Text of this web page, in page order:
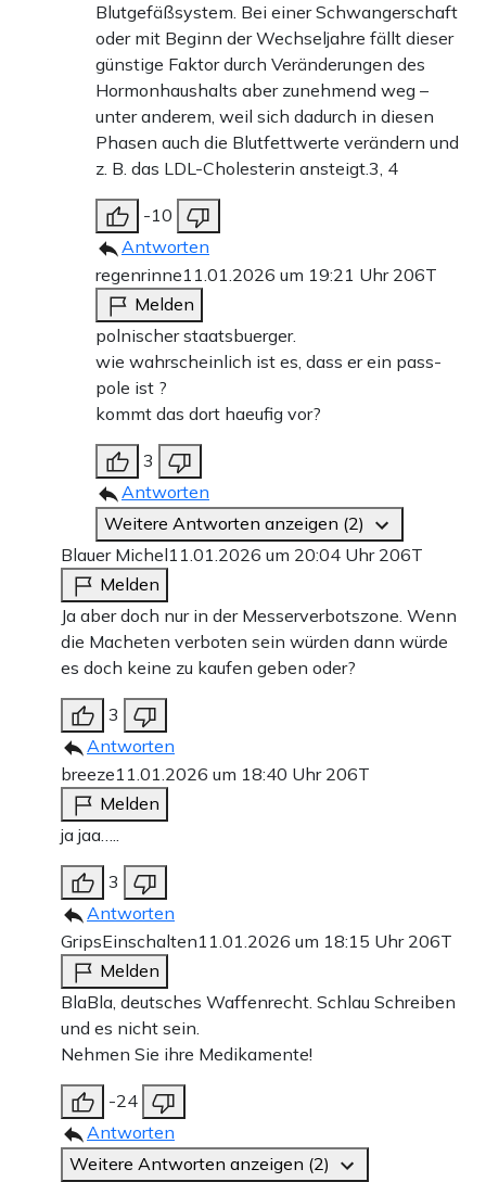
Blutgefäßsystem. Bei einer Schwangerschaft
oder mit Beginn der Wechseljahre fällt dieser
günstige Faktor durch Veränderungen des
Hormonhaushalts aber zunehmend weg –
unter anderem, weil sich dadurch in diesen
Phasen auch die Blutfettwerte verändern und
z. B. das LDL-Cholesterin ansteigt.3, 4
-10
Antworten
regenrinne11.01.2026 um 19:21 Uhr 206T
Melden
polnischer staatsbuerger.
wie wahrscheinlich ist es, dass er ein pass-
pole ist ?
kommt das dort haeufig vor?
3
Antworten
Weitere Antworten anzeigen (2)
Blauer Michel11.01.2026 um 20:04 Uhr 206T
Melden
Ja aber doch nur in der Messerverbotszone. Wenn
die Macheten verboten sein würden dann würde
es doch keine zu kaufen geben oder?
3
Antworten
breeze11.01.2026 um 18:40 Uhr 206T
Melden
ja jaa…..
3
Antworten
GripsEinschalten11.01.2026 um 18:15 Uhr 206T
Melden
BlaBla, deutsches Waffenrecht. Schlau Schreiben
und es nicht sein.
Nehmen Sie ihre Medikamente!
-24
Antworten
Weitere Antworten anzeigen (2)